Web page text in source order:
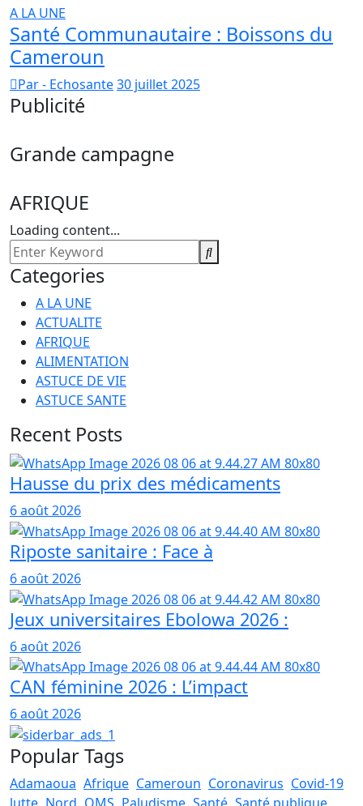
A LA UNE
Santé Communautaire : Boissons du
Cameroun
Par - Echosante30 juillet 2025
Publicité
Grande campagne
AFRIQUE
Loading content...
Categories
A LA UNE
ACTUALITE
AFRIQUE
ALIMENTATION
ASTUCE DE VIE
ASTUCE SANTE
Recent Posts
Hausse du prix des médicaments
6 août 2026
Riposte sanitaire : Face à
6 août 2026
Jeux universitaires Ebolowa 2026 :
6 août 2026
CAN féminine 2026 : L’impact
6 août 2026
Popular Tags
Adamaoua Afrique Cameroun Coronavirus Covid-19